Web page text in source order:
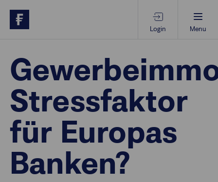
Login Menu
Beratungs-Tools
Anlagethemen
Anlagestrategien
Geschäftserfolg
Stressfaktor
für Europas
Banken?